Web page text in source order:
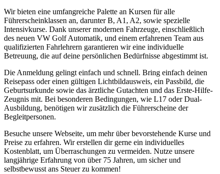
Wir bieten eine umfangreiche Palette an Kursen für alle
Führerscheinklassen an, darunter B, A1, A2, sowie spezielle
Intensivkurse. Dank unserer modernen Fahrzeuge, einschließlich
des neuen VW Golf Automatik, und einem erfahrenen Team aus
qualifizierten Fahrlehrern garantieren wir eine individuelle
Betreuung, die auf deine persönlichen Bedürfnisse abgestimmt ist.
Die Anmeldung gelingt einfach und schnell. Bring einfach deinen
Reisepass oder einen gültigen Lichtbildausweis, ein Passbild, die
Geburtsurkunde sowie das ärztliche Gutachten und das Erste-Hilfe-
Zeugnis mit. Bei besonderen Bedingungen, wie L17 oder Dual-
Ausbildung, benötigen wir zusätzlich die Führerscheine der
Begleitpersonen.
Besuche unsere Webseite, um mehr über bevorstehende Kurse und
Preise zu erfahren. Wir erstellen dir gerne ein individuelles
Kostenblatt, um Überraschungen zu vermeiden. Nutze unsere
langjährige Erfahrung von über 75 Jahren, um sicher und
selbstbewusst ans Steuer zu kommen!